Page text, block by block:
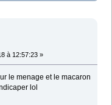
à 12:57:23 »
le menage et le macaron
lol